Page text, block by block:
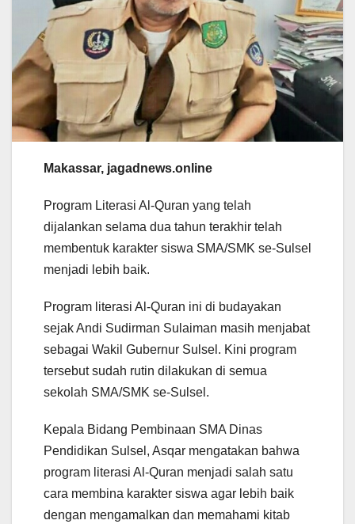
Makassar, jagadnews.online
Program Literasi Al-Quran yang telah
dijalankan selama dua tahun terakhir telah
membentuk karakter siswa SMA/SMK se-Sulsel
menjadi lebih baik.
Program literasi Al-Quran ini di budayakan
sejak Andi Sudirman Sulaiman masih menjabat
sebagai Wakil Gubernur Sulsel. Kini program
tersebut sudah rutin dilakukan di semua
sekolah SMA/SMK se-Sulsel.
Kepala Bidang Pembinaan SMA Dinas
Pendidikan Sulsel, Asqar mengatakan bahwa
program literasi Al-Quran menjadi salah satu
cara membina karakter siswa agar lebih baik
dengan mengamalkan dan memahami kitab